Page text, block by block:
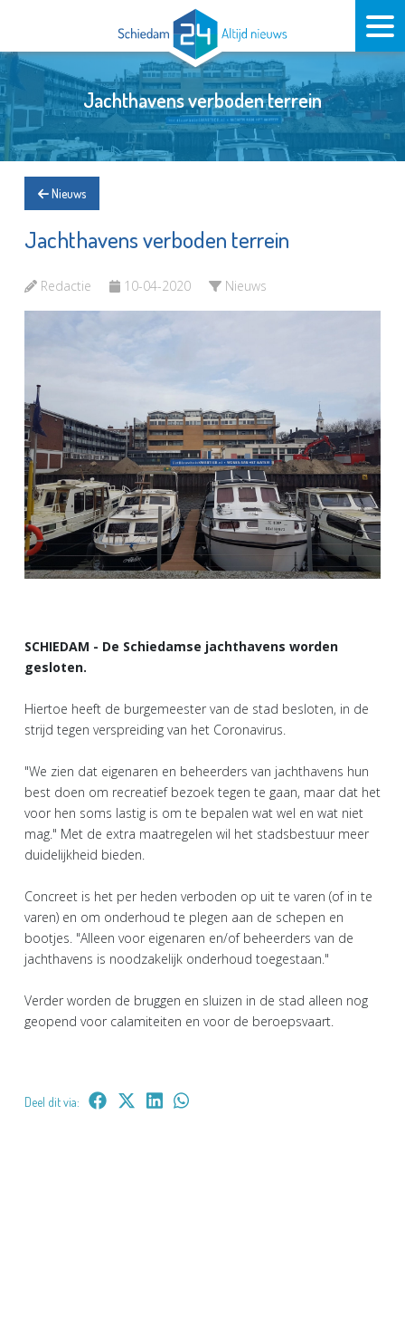
Jachthavens verboden terrein
Nieuws
Jachthavens verboden terrein
Redactie 10-04-2020 Nieuws
SCHIEDAM - De Schiedamse jachthavens worden
gesloten.
Hiertoe heeft de burgemeester van de stad besloten, in de
strijd tegen verspreiding van het Coronavirus.
"We zien dat eigenaren en beheerders van jachthavens hun
best doen om recreatief bezoek tegen te gaan, maar dat het
voor hen soms lastig is om te bepalen wat wel en wat niet
mag." Met de extra maatregelen wil het stadsbestuur meer
duidelijkheid bieden.
Concreet is het per heden verboden op uit te varen (of in te
varen) en om onderhoud te plegen aan de schepen en
bootjes. "Alleen voor eigenaren en/of beheerders van de
jachthavens is noodzakelijk onderhoud toegestaan."
Verder worden de bruggen en sluizen in de stad alleen nog
geopend voor calamiteiten en voor de beroepsvaart.
Deel dit via: